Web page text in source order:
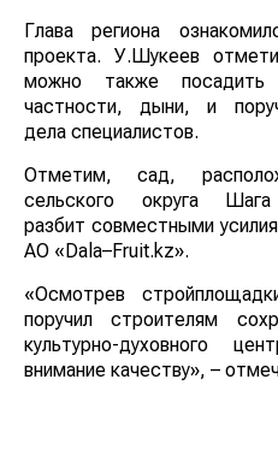
Глава региона
проекта. У.Шукеев
можно также
частности, дыни, и
дела специалистов.
Отметим, сад,
сельского округа
разбит совместными
АО «Dala–Fruit.kz».
«Осмотрев
поручил строителям
культурно-духовного
внимание качеству», –